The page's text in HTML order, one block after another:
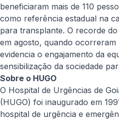
beneficiaram mais de 110
como referência estadual na
para transplante. O recorde
em agosto, quando
evidencia o engajamento da
sensibilização da sociedade
Sobre o HUGO
O Hospital de Urgências de
(HUGO) foi inaugurado em
hospital de urgência e